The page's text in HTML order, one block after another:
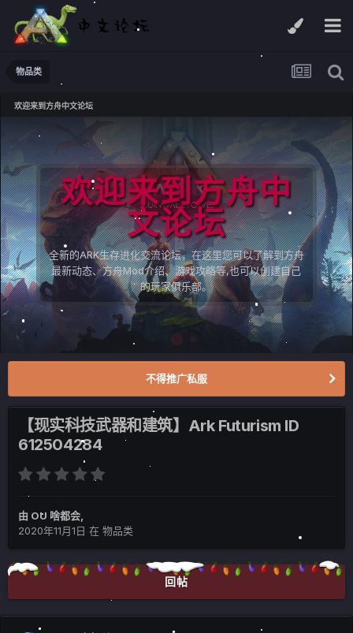
物品类
欢迎来到方舟中文论坛
欢迎来到方舟中
文论坛
全新的ARK生存进化交流论坛，在这里您可以了解到方舟
最新动态、方舟Mod介绍、游戏攻略等,也可以创建自己
的玩家俱乐部。
不得推广私服
【现实科技武器和建筑】Ark Futurism ID
612504284
由 OU 啥都会,
2020年11月1日 在 物品类
回帖